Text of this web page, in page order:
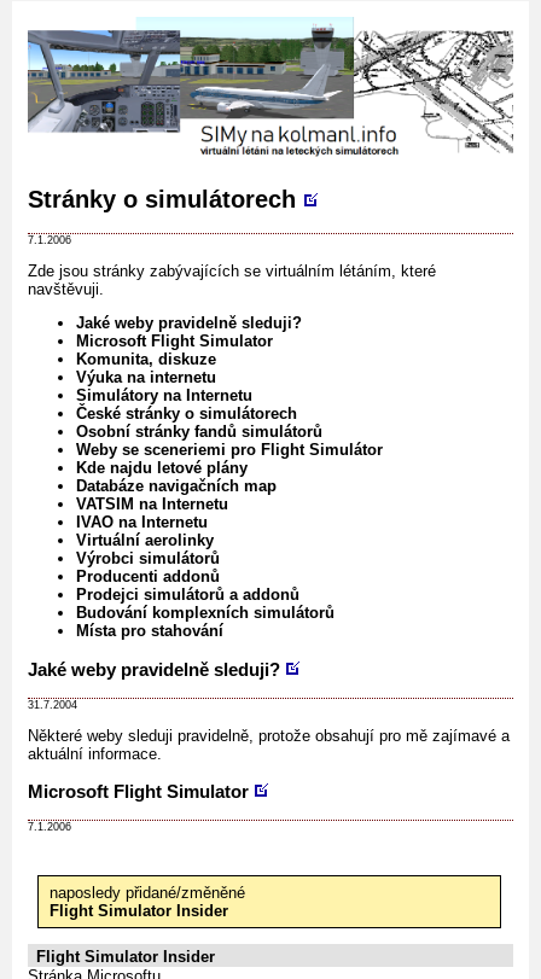
Stránky o simulátorech
7.1.2006
Zde jsou stránky zabývajících se virtuálním létáním, které
navštěvuji.
Jaké weby pravidelně sleduji?
Microsoft Flight Simulator
Komunita, diskuze
Výuka na internetu
Simulátory na Internetu
České stránky o simulátorech
Osobní stránky fandů simulátorů
Weby se sceneriemi pro Flight Simulátor
Kde najdu letové plány
Databáze navigačních map
VATSIM na Internetu
IVAO na Internetu
Virtuální aerolinky
Výrobci simulátorů
Producenti addonů
Prodejci simulátorů a addonů
Budování komplexních simulátorů
Místa pro stahování
Jaké weby pravidelně sleduji?
31.7.2004
Některé weby sleduji pravidelně, protože obsahují pro mě zajímavé a
aktuální informace.
Microsoft Flight Simulator
7.1.2006
naposledy přidané/změněné
Flight Simulator Insider
Flight Simulator Insider